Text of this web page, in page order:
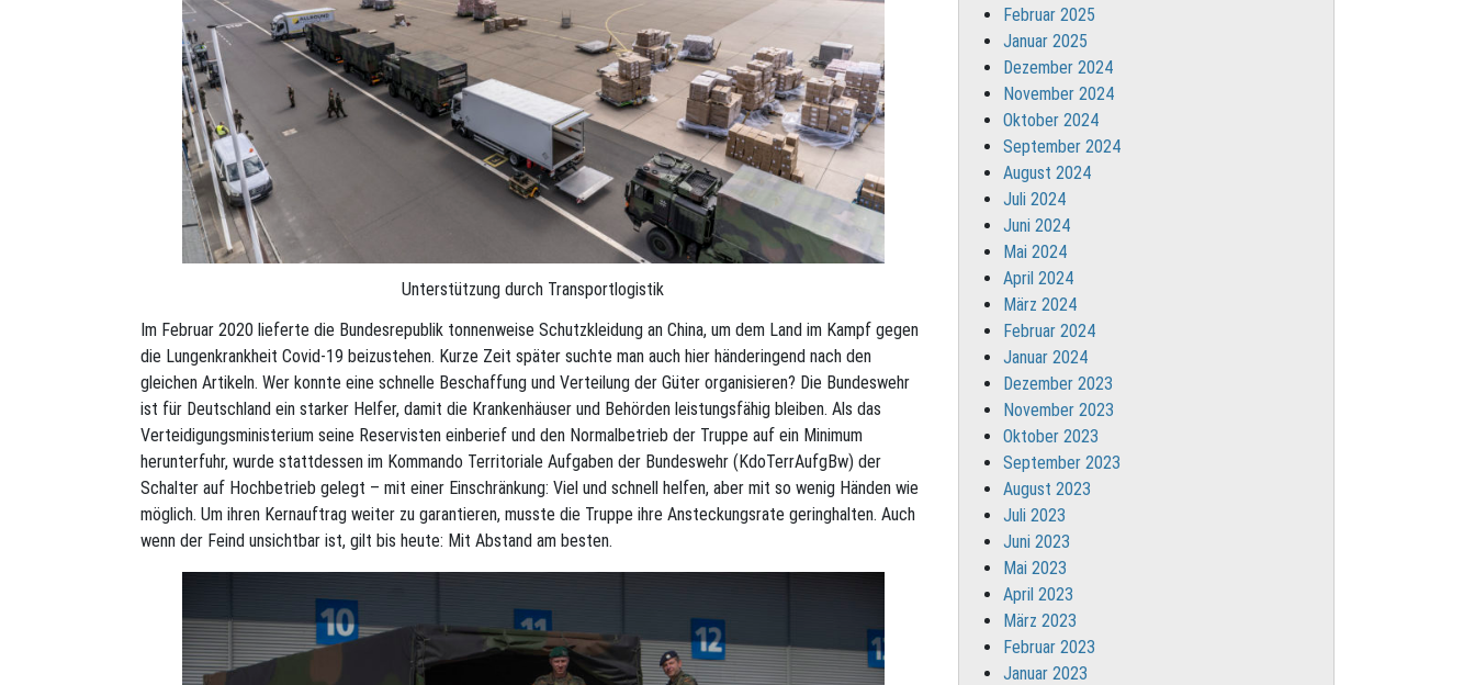
Unterstützung durch Transportlogistik
Im Februar 2020 lieferte die Bundesrepublik tonnenweise Schutzkleidung an China, um dem Land im Kampf gegen
die Lungenkrankheit Covid-19 beizustehen. Kurze Zeit später suchte man auch hier händeringend nach den
gleichen Artikeln. Wer konnte eine schnelle Beschaffung und Verteilung der Güter organisieren? Die Bundeswehr
ist für Deutschland ein starker Helfer, damit die Krankenhäuser und Behörden leistungsfähig bleiben. Als das
Verteidigungsministerium seine Reservisten einberief und den Normalbetrieb der Truppe auf ein Minimum
herunterfuhr, wurde stattdessen im Kommando Territoriale Aufgaben der Bundeswehr (KdoTerrAufgBw) der
Schalter auf Hochbetrieb gelegt – mit einer Einschränkung: Viel und schnell helfen, aber mit so wenig Händen wie
möglich. Um ihren Kernauftrag weiter zu garantieren, musste die Truppe ihre Ansteckungsrate geringhalten. Auch
wenn der Feind unsichtbar ist, gilt bis heute: Mit Abstand am besten.
Februar 2025
Januar 2025
Dezember 2024
November 2024
Oktober 2024
September 2024
August 2024
Juli 2024
Juni 2024
Mai 2024
April 2024
März 2024
Februar 2024
Januar 2024
Dezember 2023
November 2023
Oktober 2023
September 2023
August 2023
Juli 2023
Juni 2023
Mai 2023
April 2023
März 2023
Februar 2023
Januar 2023